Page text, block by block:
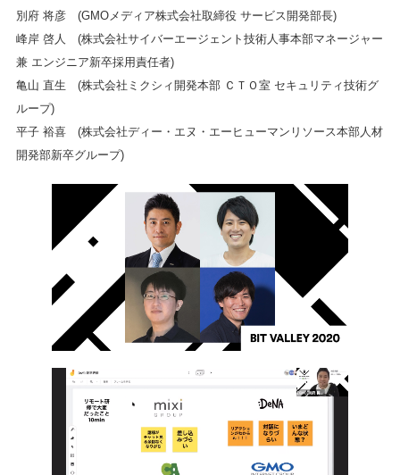
別府 将彦 (GMOメディア株式会社取締役 サービス開発部長)
峰岸 啓人 (株式会社サイバーエージェント技術人事本部マネージャー
兼 エンジニア新卒採用責任者)
亀山 直生 (株式会社ミクシィ開発本部 ＣＴＯ室 セキュリティ技術グ
ループ)
平子 裕喜 (株式会社ディー・エヌ・エーヒューマンリソース本部人材
開発部新卒グループ)